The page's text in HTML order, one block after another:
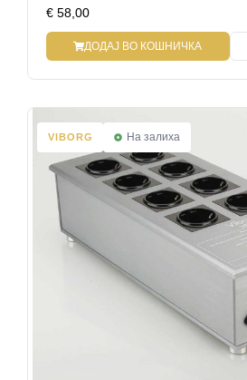
€ 58,00
ДОДАЈ ВО КОШНИЧКА
VIBORG На залиха